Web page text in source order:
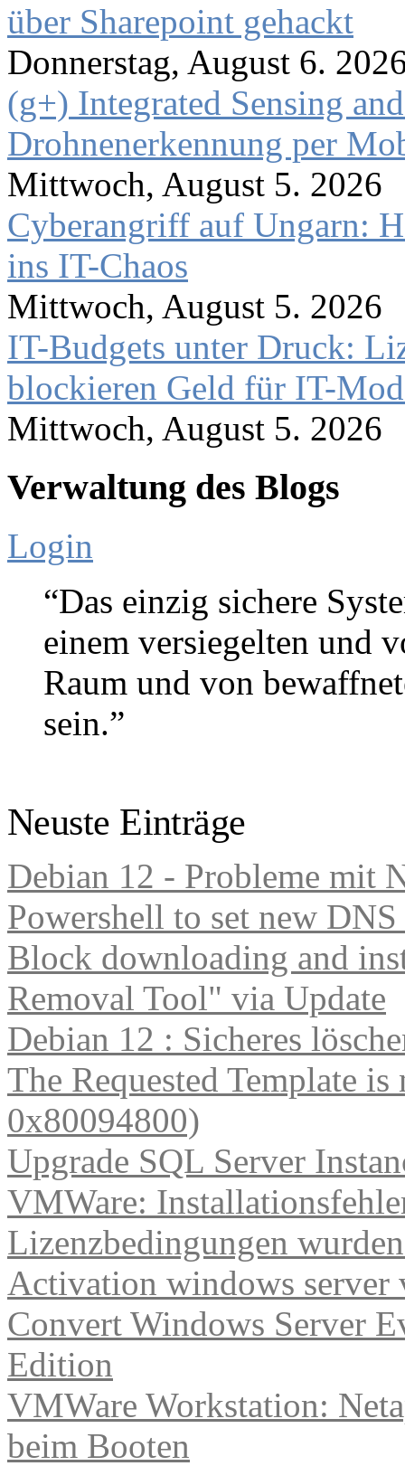
über Sharepoint gehackt
Donnerstag, August 6.
(g+) Integrated Sensing
Drohnenerkennung per
Mittwoch, August 5. 2026
Cyberangriff auf Ungarn:
ins IT-Chaos
Mittwoch, August 5. 2026
IT-Budgets unter Druck:
blockieren Geld für IT-
Mittwoch, August 5. 2026
Verwaltung des Blogs
Login
“Das einzig sichere
einem versiegelten und
Raum und von
sein.”
Neuste Einträge
Debian 12 - Probleme mit
Powershell to set new
Block downloading and
Removal Tool" via Update
Debian 12 : Sicheres
The Requested Template
0x80094800)
Upgrade SQL Server
VMWare:
Lizenzbedingungen
Activation windows server
Convert Windows Server
Edition
VMWare Workstation:
beim Booten